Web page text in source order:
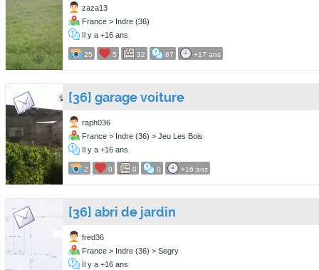
zaza13
France > Indre (36)
Il y a +16 ans
25 5 32 87 +17 ans
[36] garage voiture
raph036
France > Indre (36) > Jeu Les Bois
Il y a +16 ans
2 0 0 0 +16 ans
[36] abri de jardin
fred36
France > Indre (36) > Segry
Il y a +16 ans